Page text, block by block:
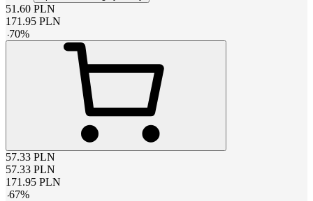
51.60 PLN
171.95 PLN
-70%
57.33 PLN
57.33 PLN
171.95 PLN
-67%